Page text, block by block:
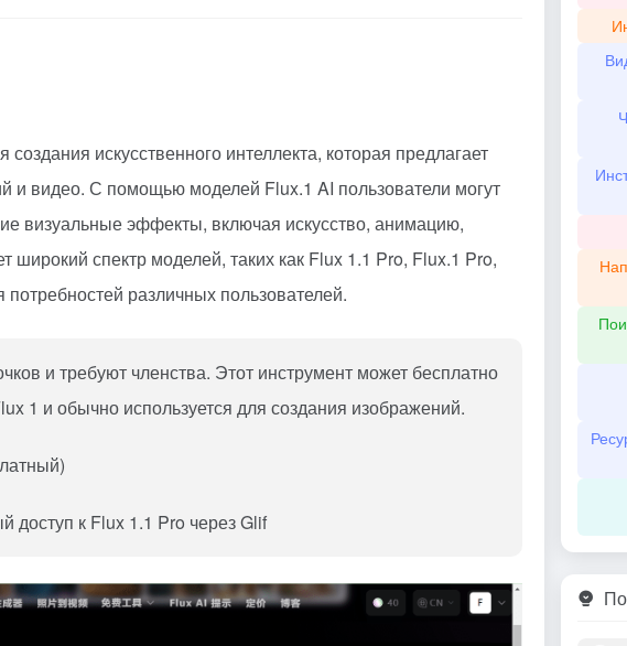
искусственного интеллекта, которая предлагает
и видео. С помощью моделей Flux.1 AI пользователи могут
визуальные эффекты, включая искусство, анимацию,
спектр моделей, таких как Flux 1.1 Pro, Flux.1 Pro,
различных пользователей.
и требуют членства. Этот инструмент может бесплатно
1 и обычно используется для создания изображений.
доступ к Flux 1.1 Pro через Glif